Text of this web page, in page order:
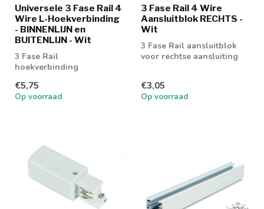
Universele 3 Fase Rail 4
Wire L-Hoekverbinding
- BINNENLIJN en
BUITENLIJN - Wit
3 Fase Rail
hoekverbinding
€5,75
Op voorraad
3 Fase Rail 4 Wire
Aansluitblok RECHTS -
Wit
3 Fase Rail aansluitblok
voor rechtse aansluiting
€3,05
Op voorraad